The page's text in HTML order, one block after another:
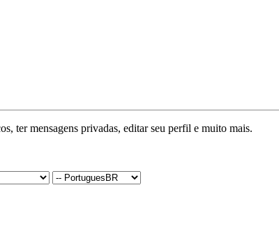
ter mensagens privadas, editar seu perfil e muito mais.